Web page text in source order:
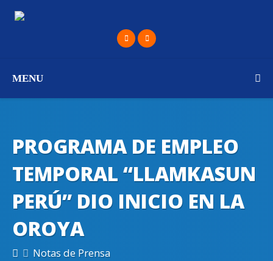
MENU
PROGRAMA DE EMPLEO
TEMPORAL “LLAMKASUN
PERÚ” DIO INICIO EN LA
OROYA
Notas de Prensa